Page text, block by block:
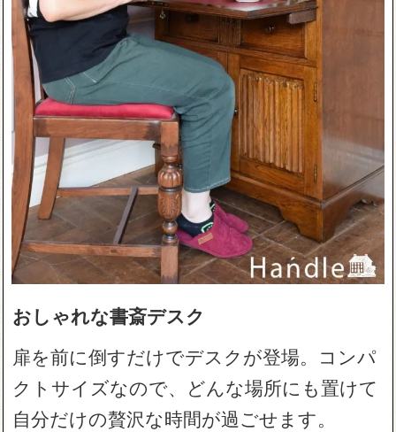
おしゃれな書斎デスク
扉を前に倒すだけでデスクが登場。コンパ
クトサイズなので、どんな場所にも置けて
自分だけの贅沢な時間が過ごせます。